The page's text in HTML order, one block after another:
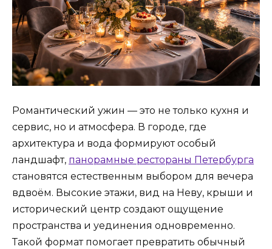
Романтический ужин — это не только кухня и
сервис, но и атмосфера. В городе, где
архитектура и вода формируют особый
ландшафт, панорамные рестораны Петербурга
становятся естественным выбором для вечера
вдвоём. Высокие этажи, вид на Неву, крыши и
исторический центр создают ощущение
пространства и уединения одновременно.
Такой формат помогает превратить обычный